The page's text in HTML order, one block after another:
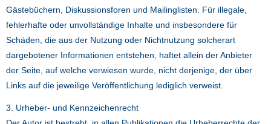
Gästebüchern, Diskussionsforen und Mailinglisten. Für illegale,
fehlerhafte oder unvollständige Inhalte und insbesondere für
Schäden, die aus der Nutzung oder Nichtnutzung solcherart
dargebotener Informationen entstehen, haftet allein der Anbieter
der Seite, auf welche verwiesen wurde, nicht derjenige, der über
Links auf die jeweilige Veröffentlichung lediglich verweist.
3. Urheber- und Kennzeichenrecht